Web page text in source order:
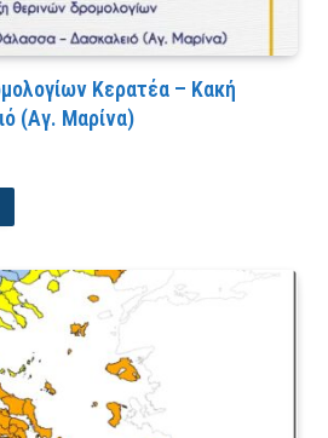
Κερατέα – Κακή
(Αγ. Μαρίνα)